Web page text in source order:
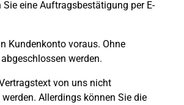
eine Auftragsbestätigung per E-
Kundenkonto voraus. Ohne
werden.
von uns nicht
Allerdings können Sie die